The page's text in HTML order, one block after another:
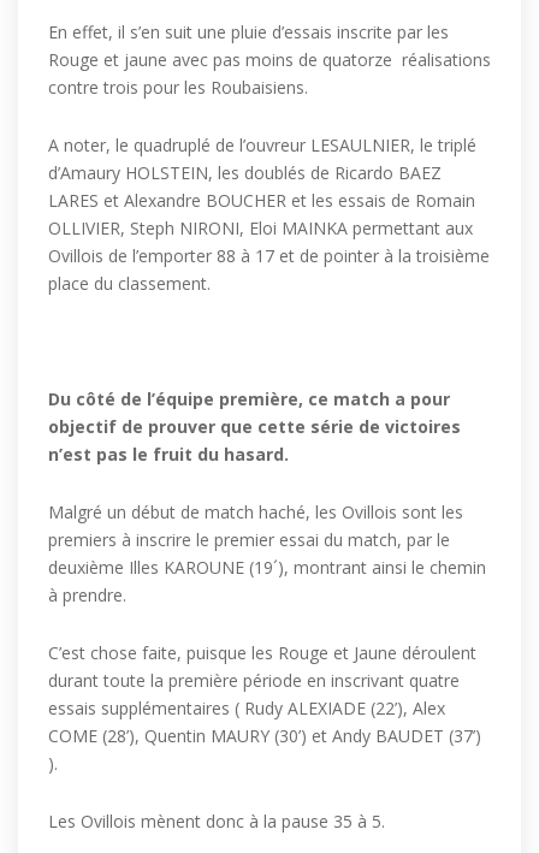
En effet, il s’en suit une pluie d’essais inscrite par les
Rouge et jaune avec pas moins de quatorze réalisations
contre trois pour les Roubaisiens.
A noter, le quadruplé de l’ouvreur LESAULNIER, le triplé
d’Amaury HOLSTEIN, les doublés de Ricardo BAEZ
LARES et Alexandre BOUCHER et les essais de Romain
OLLIVIER, Steph NIRONI, Eloi MAINKA permettant aux
Ovillois de l’emporter 88 à 17 et de pointer à la troisième
place du classement.
Du côté de l’équipe première, ce match a pour
objectif de prouver que cette série de victoires
n’est pas le fruit du hasard.
Malgré un début de match haché, les Ovillois sont les
premiers à inscrire le premier essai du match, par le
deuxième Illes KAROUNE (19´), montrant ainsi le chemin
à prendre.
C’est chose faite, puisque les Rouge et Jaune déroulent
durant toute la première période en inscrivant quatre
essais supplémentaires ( Rudy ALEXIADE (22’), Alex
COME (28’), Quentin MAURY (30’) et Andy BAUDET (37’)
).
Les Ovillois mènent donc à la pause 35 à 5.